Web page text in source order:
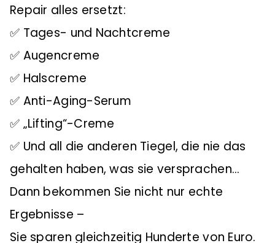
Repair alles ersetzt:
✅ Tages- und Nachtcreme
✅ Augencreme
✅ Halscreme
✅ Anti-Aging-Serum
✅ „Lifting“-Creme
✅ Und all die anderen Tiegel, die nie das
gehalten haben, was sie versprachen…
Dann bekommen Sie nicht nur echte
Ergebnisse –
Sie sparen gleichzeitig Hunderte von Euro.